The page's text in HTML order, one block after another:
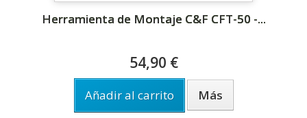
Herramienta de Montaje C&F CFT-50 -...
54,90 €
Añadir al carrito Más